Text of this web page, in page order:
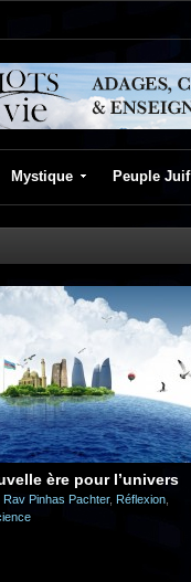
Mystique Peuple Juif
ère pour l’univers
Rav Pinhas Pachter, Réflexion